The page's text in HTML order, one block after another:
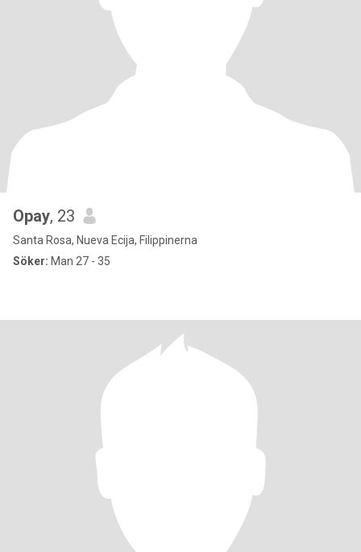
Opay, 23
Santa Rosa, Nueva Ecija, Filippinerna
Söker: Man 27 - 35